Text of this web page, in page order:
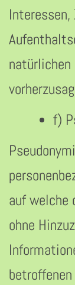
natürlichen
f)
auf welche
ohne